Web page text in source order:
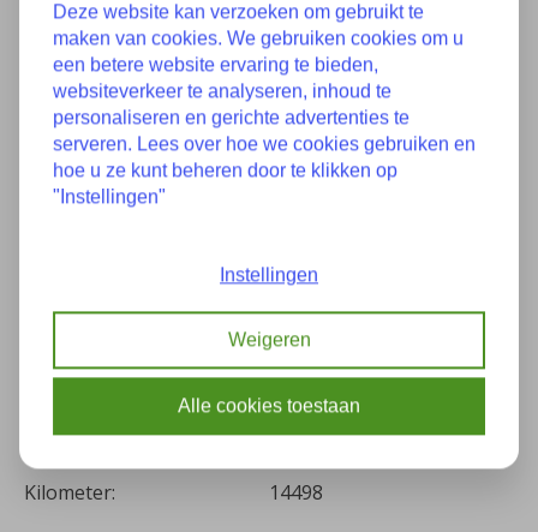
Zum Vergleich hinzufügen
Eigenschaften
17118620207
17218619387 8620207
7953399 17118484638
8619387 8484638
Baujahr: 2-2020
Kilometer: 14498
Deze website kan verzoeken om gebruikt te
maken van cookies. We gebruiken cookies om u
een betere website ervaring te bieden,
websiteverkeer te analyseren, inhoud te
personaliseren en gerichte advertenties te
serveren. Lees over hoe we cookies gebruiken en
hoe u ze kunt beheren door te klikken op
"Instellingen"
Instellingen
Weigeren
Alle cookies toestaan